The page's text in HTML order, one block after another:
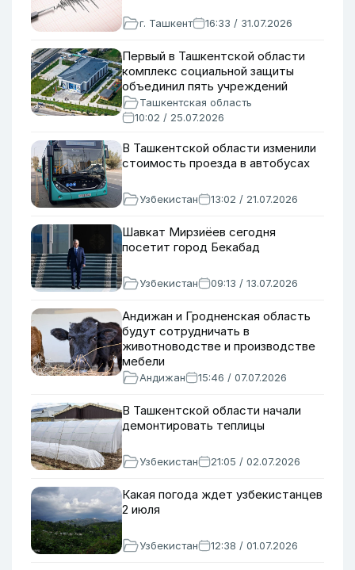
г. Ташкент 16:33 / 31.07.2026
Первый в Ташкентской области
комплекс социальной защиты
объединил пять учреждений
Ташкентская область
10:02 / 25.07.2026
В Ташкентской области изменили
стоимость проезда в автобусах
Узбекистан 13:02 / 21.07.2026
Шавкат Мирзиёев сегодня
посетит город Бекабад
Узбекистан 09:13 / 13.07.2026
Андижан и Гродненская область
будут сотрудничать в
животноводстве и производстве
мебели
Андижан 15:46 / 07.07.2026
В Ташкентской области начали
демонтировать теплицы
Узбекистан 21:05 / 02.07.2026
Какая погода ждет узбекистанцев
2 июля
Узбекистан 12:38 / 01.07.2026